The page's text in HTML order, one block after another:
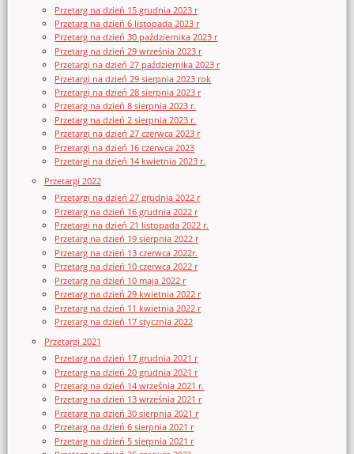
Przetarg na dzień 15 grudnia 2023 r
Przetarg na dzień 6 listopada 2023 r
Przetarg na dzień 30 października 2023 r
Przetarg na dzień 29 września 2023 r
Przetargi na dzień 27 października 2023 r
Przetargi na dzień 29 sierpnia 2023 rok
Przetargi na dzień 28 sierpnia 2023 r
Przetarg na dzień 8 sierpnia 2023 r.
Przetarg na dzień 2 sierpnia 2023 r.
Przetargi na dzień 27 czerwca 2023 r
Przetargi na dzień 16 czerwca 2023
Przetargi na dzień 14 kwietnia 2023 r.
Przetargi 2022
Przetargi na dzień 27 grudnia 2022 r
Przetarg na dzień 16 grudnia 2022 r
Przetargi na dzień 21 listopada 2022 r.
Przetarg na dzień 19 sierpnia 2022 r
Przetarg na dzień 13 czerwca 2022r.
Przetarg na dzień 10 czerwca 2022 r
Przetarg na dzień 10 maja 2022 r
Przetarg na dzień 29 kwietnia 2022 r
Przetarg na dzień 11 kwietnia 2022 r
Przetarg na dzień 17 stycznia 2022
Przetargi 2021
Przetarg na dzień 17 grudnia 2021 r
Przetarg na dzień 20 grudnia 2021 r
Przetarg na dzień 14 września 2021 r.
Przetarg na dzień 13 września 2021 r
Przetarg na dzień 30 sierpnia 2021 r
Przetarg na dzień 6 sierpnia 2021 r
Przetarg na dzień 5 sierpnia 2021 r